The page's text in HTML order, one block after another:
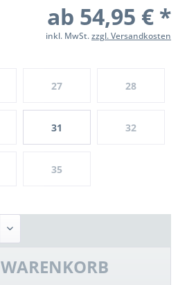
ab 54,95 € *
inkl. MwSt.zzgl. Versandkosten
27 28
31 32
35
WARENKORB